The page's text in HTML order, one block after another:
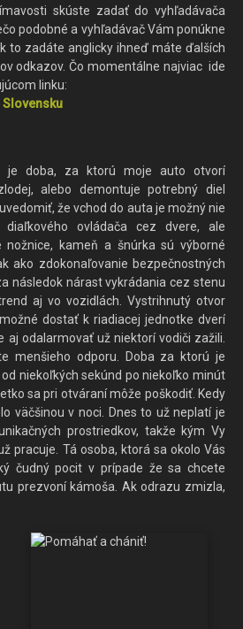
skúste zadať do vyhľadávača
podobné a vyhľadávač Vám ponúkne
to zadáte anglicky ihneď máte ďalších
odkazov. Čo momentálne najviac ide
linku:
Slovensku
je doba, za ktorú moje auto otvorí
alebo demontuje potrebný diel
že vchod do auta je možný nie
ovládača cez dvere, ale
nožnice, kameň a šnúrka sú výborné
ako zdokonaľovanie bezpečnostných
následok nárast vykrádania cez stenu
aj vo vozidlách. Vystrihnutý otvor
dostať k riadiacej jednotke dverí
aj odalarmovať už niektorí vodiči zažili.
menšieho odporu. Doba za ktorú je
niekoľkých sekúnd po niekoľko minút
sa pri otváraní môže poškodiť. Kedy
väčšinou v noci. Dnes to už neplatí je
prostriedkov, takže kým Vy
pracuje. Tá osoba, ktorá sa okolo Vás
čudný pocit v prípade že sa chcete
prezvoní kámoša. Ak odrazu zmizla,